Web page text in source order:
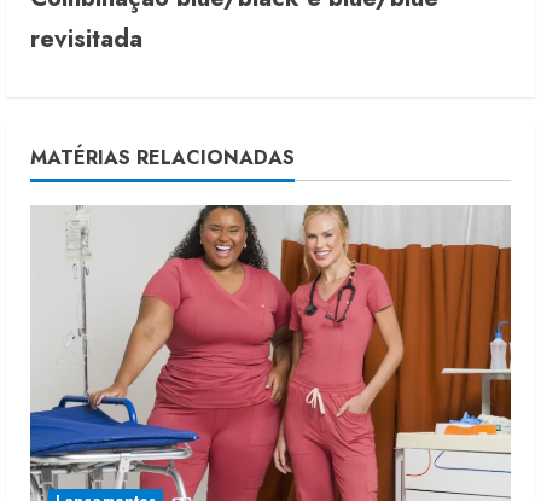
i
e
i
n
revisitada
MATÉRIAS RELACIONADAS